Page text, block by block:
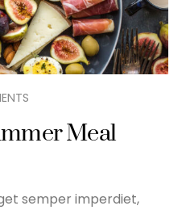
Meal
semper imperdiet,